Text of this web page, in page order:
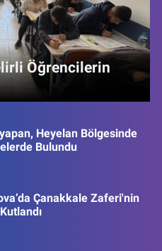
Öğrencilerin
Heyelan Bölgesinde
Bulundu
Çanakkale Zaferi'nin